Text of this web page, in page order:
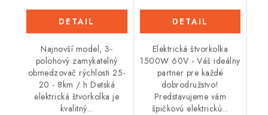
DETAIL
Najnovší model, 3-
polohový zamykatelný
obmedzovač rýchlosti 25-
20 - 8km / h Detská
elektrická štvorkolka je
kvalitný...
DETAIL
Elektrická štvorkolka
1500W 60V - Váš ideálny
partner pre každé
dobrodružstvo!
Predstavujeme vám
špičkovú elektrickú...